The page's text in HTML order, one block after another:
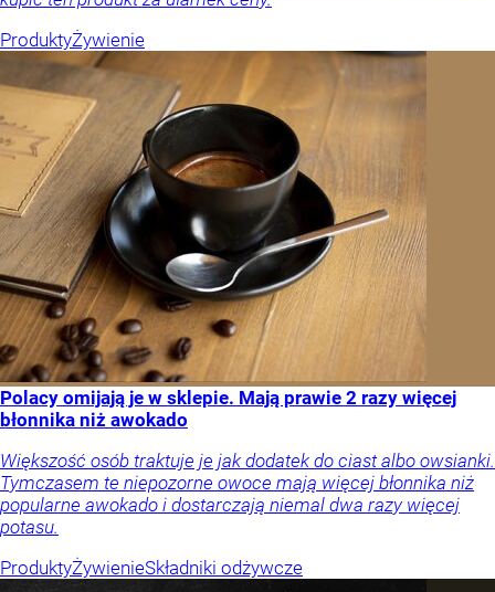
ProduktyŻywienie
Polacy omijają je w sklepie. Mają prawie 2 razy więcej
błonnika niż awokado
Większość osób traktuje je jak dodatek do ciast albo owsianki.
Tymczasem te niepozorne owoce mają więcej błonnika niż
popularne awokado i dostarczają niemal dwa razy więcej
potasu.
ProduktyŻywienieSkładniki odżywcze